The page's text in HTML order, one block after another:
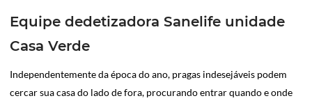
Equipe dedetizadora Sanelife unidade
Casa Verde
Independentemente da época do ano, pragas indesejáveis podem
cercar sua casa do lado de fora, procurando entrar quando e onde